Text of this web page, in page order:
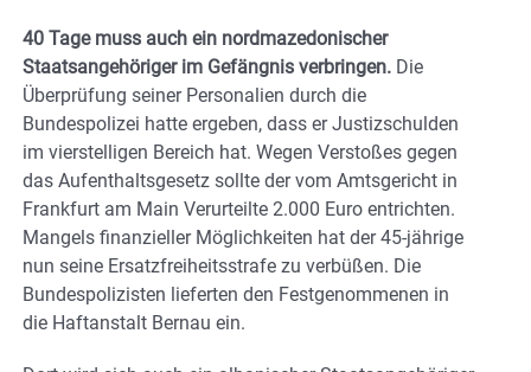
40 Tage muss auch ein nordmazedonischer
Staatsangehöriger im Gefängnis verbringen. Die
Überprüfung seiner Personalien durch die
Bundespolizei hatte ergeben, dass er Justizschulden
im vierstelligen Bereich hat. Wegen Verstoßes gegen
das Aufenthaltsgesetz sollte der vom Amtsgericht in
Frankfurt am Main Verurteilte 2.000 Euro entrichten.
Mangels finanzieller Möglichkeiten hat der 45-jährige
nun seine Ersatzfreiheitsstrafe zu verbüßen. Die
Bundespolizisten lieferten den Festgenommenen in
die Haftanstalt Bernau ein.